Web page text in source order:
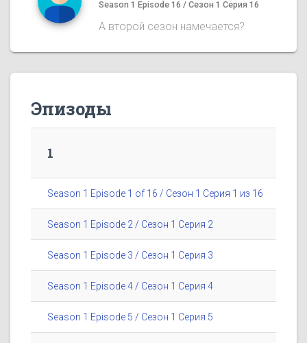
Season 1 Episode 16 / Сезон 1 Серия 16
А второй сезон намечается?
Эпизоды
1
Season 1 Episode 1 of 16 / Сезон 1 Серия 1 из 16
Season 1 Episode 2 / Сезон 1 Серия 2
Season 1 Episode 3 / Сезон 1 Серия 3
Season 1 Episode 4 / Сезон 1 Серия 4
Season 1 Episode 5 / Сезон 1 Серия 5